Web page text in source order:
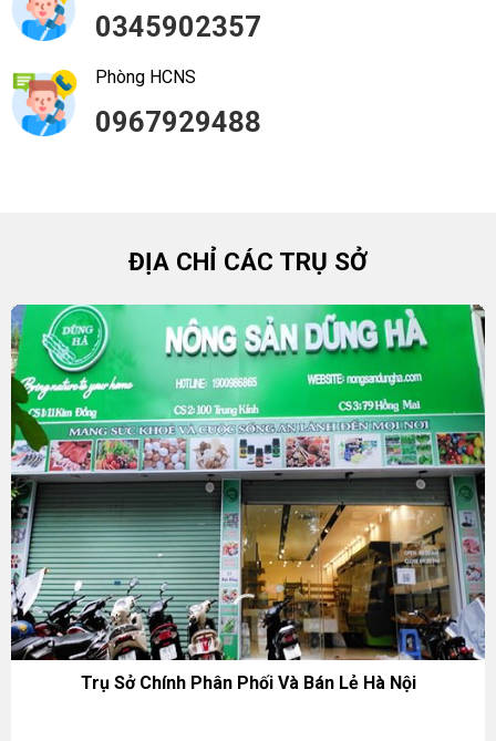
0345902357
Phòng HCNS
0967929488
ĐỊA CHỈ CÁC TRỤ SỞ
Trụ Sở Chính Phân Phối Và Bán Lẻ Hà Nội